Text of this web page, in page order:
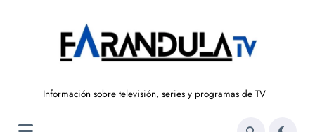
Información sobre televisión, series y programas de TV